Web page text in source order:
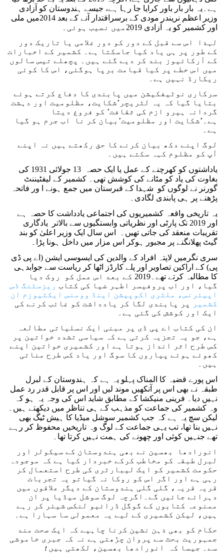
ہے۔یہ بار بار باور کرایا جا رہا ہے، جیسے ہندوستان کو آزادی
وزیر اعظم نریندر مودی کے برسراقتدار آنے کے بعد 2014میں ملی
اور کشمیر کو یہ آزادی 2019میں نصیب ہوئی۔
لہذا اس سے قبل کے دور کو دور غلامی یا تاریک دور
کے طور پر ہی یاد کیا جاسکتا ہے۔ کشمیر کے اخبارات
کے آرکائیوز بند کر دیے گئے ہیں۔ پچھلے تیس سالوں
میں اس خطے پر کیا قیامت برپا ہوگئی، اس کا کوئی
ریکارڈ نہیں ہے۔
سرکاری نوٹیفکیشن میں پابندی کا دفاع کرتے ہوئے
بتایا گیا کہ یہ لٹریچر’شکایت، مظلومیت اور دہشت
گردانہ ہیرو ازم کی ثقافت’ کو فروغ دیتا
ہے۔’شکایت اور مظلومیت’بیان کر نا اب جرم ہو گیا
ہے۔
لوگ اپنے دکھ بیان کرنے کا حق رکھتے ہیں نہ اپنے
آپ کو مظلوم کہہ سکتے ہیں۔
یاداشتوں کو کھرچنے کے عمل یا ایک حصہ 13 جولائی 1931 کی
بغاوت کی یاد کو مٹانے کی کوشش تھی۔ کشمیر کے لیفٹیننٹ
گورنر نے لوگوں کو شہدا کے قبرستان میں جمع ہونے ا ور فاتحہ
پڑھنے پر ہی پابندی لگادی۔
یہ تاریخی واقعہ کشمیریوں کی اجتماعی یادداشت کا حصہ ہے
اور 2019 تک پارٹی اور نظریاتی وابستگیوں سے بالاتر یادگاری
تقریبات منعقد کی جاتی تھیں۔ اس سال ایک وزیر اعلیٰ کو بند
گیٹ پھلانگنے پر مجبور ہوکر اس مزار میں داخل ہونا پڑا۔
پی) کے اراکین تصاویر اور پلے کارڈز اٹھا کر ریاست سے جوابدہی
کا مطالبہ کرتے تھے۔2019 کے بعد اس عمل کو روک دیا
گیا، اور اب پروفیسر اطہر ضیا کی کتاب ریزسٹنگ ڈس
اپیئرنس، ملٹری اکوپیشن اینڈ وومنس ایکٹیوزم ان
کشمیر
پر پابندی لگا کر یادداشت کو غائب کرنے کی
ایک اور کوشش کی گئی ہے۔
ان کی کتاب اے پی ڈی پر مبنی ایک نسلیاتی مطالعہ
ہے، جو یہ تجزیہ کرتی ہے کہ سیاسی تشدد خواتین پر
کس طرح اثر انداز ہوتا ہے اور کشمیری خواتین اپنے
کھوئے ہوئے پیاروں کا سوگ اور یاد کس طرح مناتی
ہیں۔
اس پورے قضیہ کا المناک پہلو یہ ہے کہ ہندوستان کے لبرل
طبقہ نے بھی اس پر آنکھیں موند لیں اور اس پر قابل قدر رد عمل
نہیں دیا۔ فرینی منیکشا کے مطابق شاید اس کی وجہ یہ ہو کہ
وہ کشمیر کی جماعت کو مذہب کے ہی تناظر میں دیکھتے ہیں۔
لیکن سچ یہ ہے کہ جب کشمیر سوشل میڈیا کا ہیش ٹیگ بھی
نہیں بنا تھا، تب یہی جماعت کے لوگ وہ تاریخیں محفوظ کر رہے
تھے جنہیں کوئی اور چھونے کی ہمت نہیں کرتا تھا۔
انورادھا بھسین نے بھی ہندوستان کے سیکولر اور
لبرل طبقہ کو مخاطب کرکے خبردار کیا ہے کہ موجودہ
حکومت کشمیر کو ایک لیبارٹری کی طرح استعمال کر
رہی ہے اور اگر اس کو روکا نہ گیاتو یہ تجربات
قریہ قریہ، گلی گلی ہندوستان کے دیگر علاقوں میں
دہرائے جائیں گے۔اگرچہ لوگ سوشل میڈیا پر ان
ممنوعہ کتابوں کے گوگل ڈرائیو لنکس شیئر کر رہے
ہیں، لیکن کشمیری کے لیے یہ معمولی سا سہارا ہے۔
حکام کو بھی ذہن نشین کرنا چاہیے کہ ایک صحت مند
جمہوریت بحث سے پروان چڑھتی ہے نہ کہ جبری خاموشی
سے۔ جیسا کہ انورادھا بھسین، لکھتی ہیں؛